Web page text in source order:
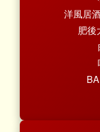
洋風居
肥後